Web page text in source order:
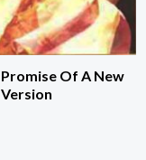
Of A New